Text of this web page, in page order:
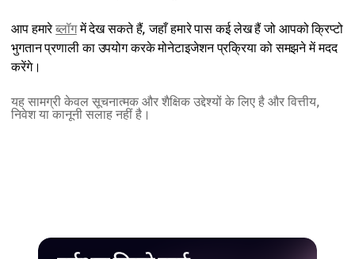
आप हमारेब्लॉगमें देख सकते हैं, जहाँ हमारे पास कई लेख हैं जो आपको क्रिप्टो
भुगतान प्रणाली का उपयोग करके मोनेटाइजेशन प्रक्रिया को समझने में मदद
करेंगे।
यह सामग्री केवल सूचनात्मक और शैक्षिक उद्देश्यों के लिए है और वित्तीय,
निवेश या कानूनी सलाह नहीं है।